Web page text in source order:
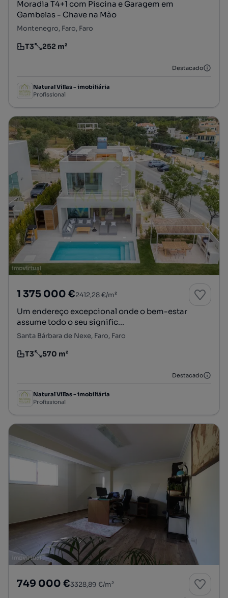
Moradia T4+1 com Piscina e Garagem em
Gambelas - Chave na Mão
Montenegro, Faro, Faro
Tipologia
T3
Preço por metro quadrado
252 m²
Destacado
Natural Villas - imobiliária
Profissional
1 375 000 €2412,28 €/m²
Um endereço excepcional onde o bem-estar
assume todo o seu signific...
Santa Bárbara de Nexe, Faro, Faro
Tipologia
T3
Preço por metro quadrado
570 m²
Destacado
Natural Villas - imobiliária
Profissional
749 000 €3328,89 €/m²